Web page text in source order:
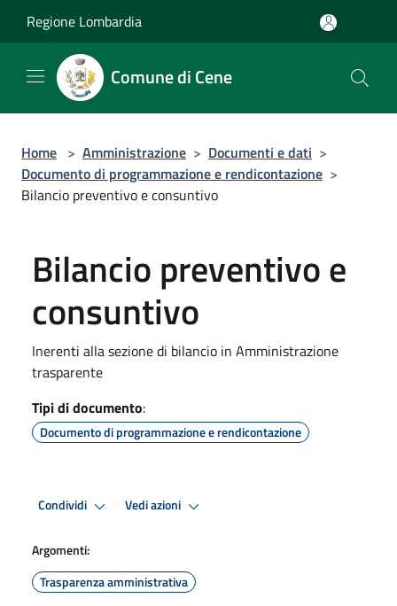
Regione Lombardia
Comune di Cene
Home > Amministrazione > Documenti e dati >
Documento di programmazione e rendicontazione >
Bilancio preventivo e consuntivo
Bilancio preventivo e
consuntivo
Inerenti alla sezione di bilancio in Amministrazione
trasparente
Tipi di documento:
Documento di programmazione e rendicontazione
Condividi Vedi azioni
Argomenti:
Trasparenza amministrativa